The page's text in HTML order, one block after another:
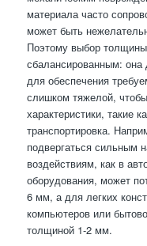
материала часто
может быть
Поэтому выбор
сбалансированным: она
для обеспечения
слишком тяжелой,
характеристики, такие
транспортировка.
подвергаться сильным
воздействиям, как в
оборудования, может
6 мм, а для легких
компьютеров или
толщиной 1-2 мм.